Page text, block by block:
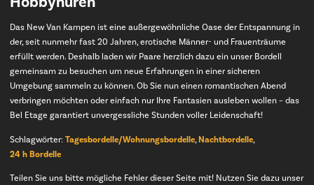
Das New Van Kampen ist eine außergewöhnliche Oase der Entspannung in
der, seit nunmehr fast 20 Jahren, erotische Männer- und Frauenträume
erfüllt werden. Deshalb laden wir Paare herzlich dazu ein unser Bordell
gemeinsam zu besuchen um neue Erfahrungen in einer sicheren
Umgebung sammeln zu können. Ob Sie nun einen romantischen Abend
verbringen möchten oder einfach nur Ihre Fantasien ausleben wollen – das
Bel Etage garantiert unvergessliche Stunden voller Leidenschaft!
Schlagwörter: Tagesbordelle/Wohnungsbordelle,Nachtbordelle,
24 h Bordelle
Teilen Sie uns bitte mögliche Fehler dieser Seite mit! Nutzen Sie dazu unser